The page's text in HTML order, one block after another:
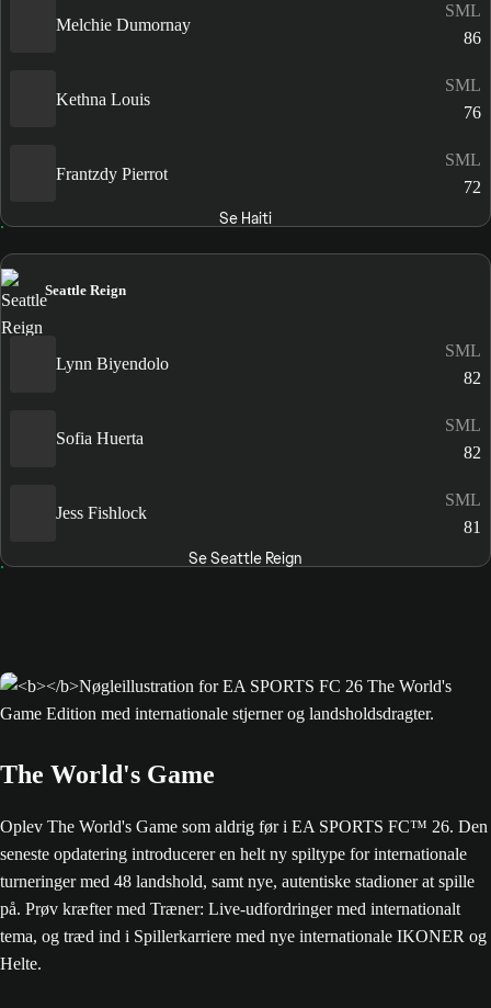
Melchie Dumornay
SML
86
Kethna Louis
SML
76
Frantzdy Pierrot
SML
72
Se Haiti
Seattle Reign
Lynn Biyendolo
SML
82
Sofia Huerta
SML
82
Jess Fishlock
SML
81
Se Seattle Reign
The World's Game
Oplev The World's Game som aldrig før i EA SPORTS FC™ 26. Den
seneste opdatering introducerer en helt ny spiltype for internationale
turneringer med 48 landshold, samt nye, autentiske stadioner at spille
på. Prøv kræfter med Træner: Live-udfordringer med internationalt
tema, og træd ind i Spillerkarriere med nye internationale IKONER og
Helte.